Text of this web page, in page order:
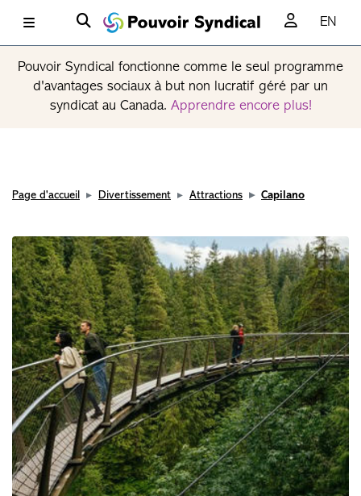
EN
Pouvoir Syndical fonctionne comme le seul programme
d'avantages sociaux à but non lucratif géré par un
syndicat au Canada. Apprendre encore plus!
Page d'accueil Divertissement Attractions Capilano